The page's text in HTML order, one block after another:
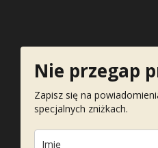
Nie przegap
Zapisz się na
specjalnych zniżkach.